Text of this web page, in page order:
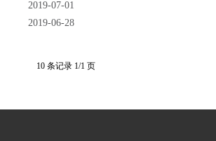
2019-07-01
2019-06-28
10 条记录 1/1 页